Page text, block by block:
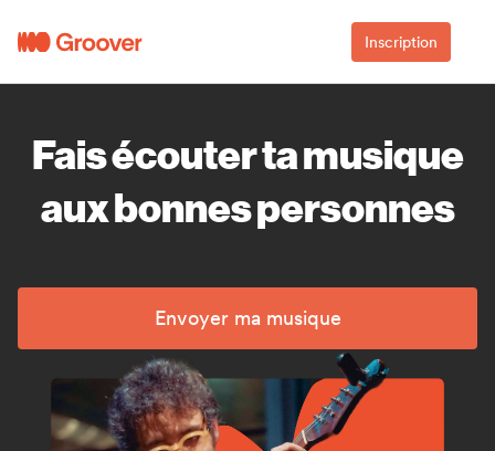
Inscription
Fais écouter ta musique
aux bonnes personnes
Envoyer ma musique